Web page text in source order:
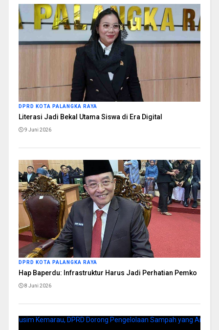
DPRD KOTA PALANGKA RAYA
Literasi Jadi Bekal Utama Siswa di Era Digital
9 Juni 2026
DPRD KOTA PALANGKA RAYA
Hap Baperdu: Infrastruktur Harus Jadi Perhatian Pemko
8 Juni 2026